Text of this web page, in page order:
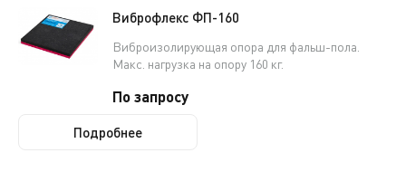
Виброфлекс ФП-160
Виброизолирующая опора для фальш-пола.
Макс. нагрузка на опору 160 кг.
По запросу
Подробнее